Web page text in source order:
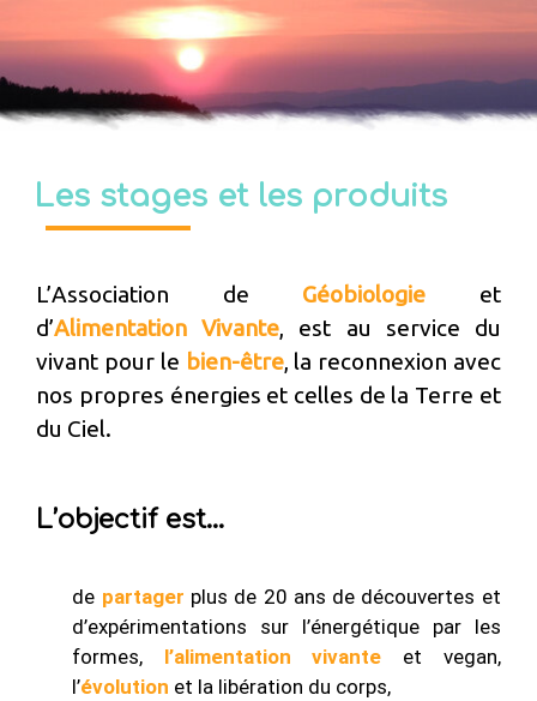
DEUX...PASSIONNES
Les stages et les produits
L’Association de Géobiologie et
d’Alimentation Vivante, est au service du
vivant pour le bien-être, la reconnexion avec
nos propres énergies et celles de la Terre et
du Ciel.
L’objectif est...
de partager plus de 20 ans de découvertes et
d’expérimentations sur l’énergétique par les
formes, l’alimentation vivante et vegan,
l’évolution et la libération du corps,